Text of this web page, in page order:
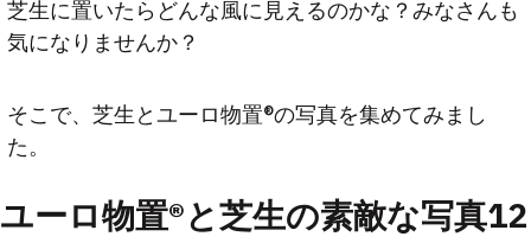
芝生に置いたらどんな風に見えるのかな？みなさんも
気になりませんか？
そこで、芝生とユーロ物置®の写真を集めてみまし
た。
ユーロ物置®と芝生の素敵な写真12